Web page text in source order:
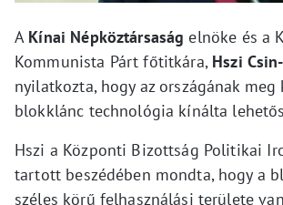
A Kínai Népköztársaság elnöke és a
Kommunista Párt főtitkára, Hszi
nyilatkozta, hogy az országának
blokklánc technológia kínálta
Hszi a Központi Bizottság Politikai
tartott beszédében mondta, hogy a
széles körű felhasználási területe